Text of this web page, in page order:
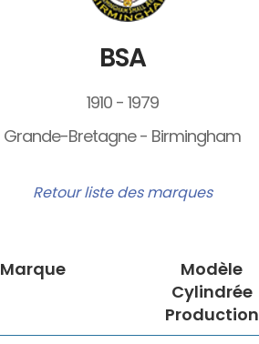
BSA
1910 - 1979
Grande-Bretagne - Birmingham
Retour liste des marques
Marque
Modèle
Cylindrée
Production